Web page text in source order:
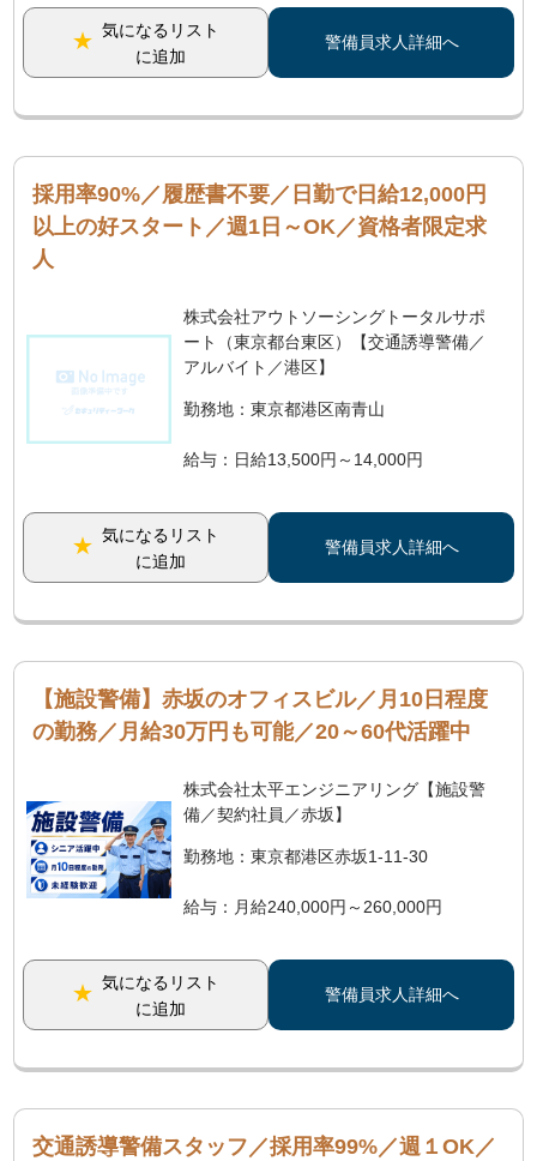
気になるリスト
に追加
警備員求人詳細へ
採用率90%／履歴書不要／日勤で日給12,000円
以上の好スタート／週1日～OK／資格者限定求
人
株式会社アウトソーシングトータルサポ
ート（東京都台東区）【交通誘導警備／
アルバイト／港区】
勤務地：東京都港区南青山
給与：日給13,500円～14,000円
気になるリスト
に追加
警備員求人詳細へ
【施設警備】赤坂のオフィスビル／月10日程度
の勤務／月給30万円も可能／20～60代活躍中
株式会社太平エンジニアリング【施設警
備／契約社員／赤坂】
勤務地：東京都港区赤坂1-11-30
給与：月給240,000円～260,000円
気になるリスト
に追加
警備員求人詳細へ
交通誘導警備スタッフ／採用率99%／週１OK／